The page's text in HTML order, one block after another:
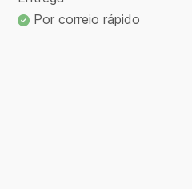
Por correio rápido